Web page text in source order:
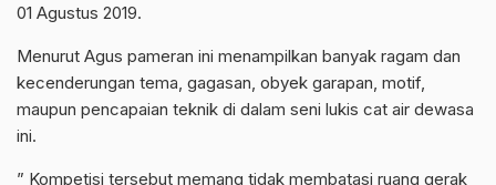
01 Agustus 2019.
Menurut Agus pameran ini menampilkan banyak ragam dan
kecenderungan tema, gagasan, obyek garapan, motif,
maupun pencapaian teknik di dalam seni lukis cat air dewasa
ini.
” Kompetisi tersebut memang tidak membatasi ruang gerak